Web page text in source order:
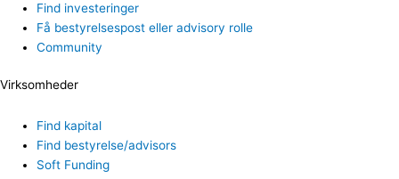
Find investeringer
Få bestyrelsespost eller advisory rolle
Community
Virksomheder
Find kapital
Find bestyrelse/advisors
Soft Funding